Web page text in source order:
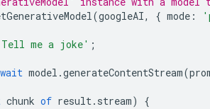
(googleAI, { mode :
me a joke' ;
model .generateContentStream(
chunk of result. stream)
{